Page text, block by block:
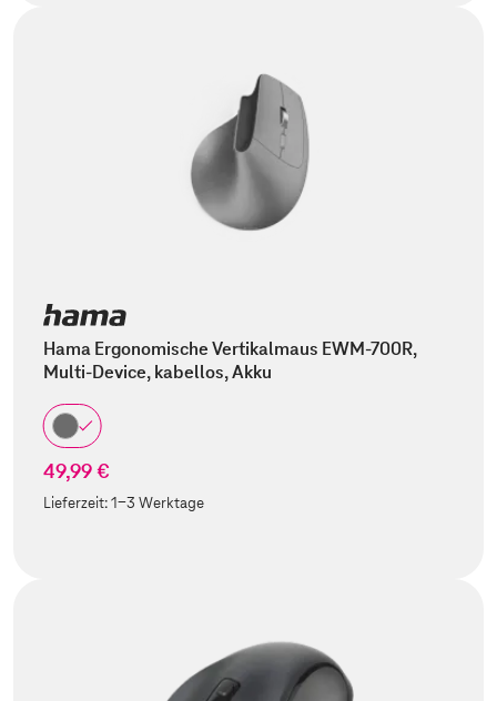
Hama Ergonomische Vertikalmaus EWM-700R,
Multi-Device, kabellos, Akku
49,99 €
Lieferzeit:1-3 Werktage